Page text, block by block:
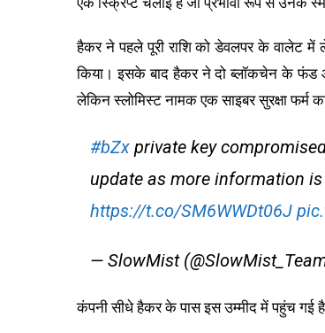
हैकर ने पहले पूरी राशि को डेवलपर के वालेट
किया। इसके बाद हैकर ने दो ब्लॉकचेन के फंड
लेकिन स्लोमिस्ट नामक एक साइबर सुरक्षा फर्म
#bZx private key
update as more information is
https://t.co/SM6WWDt06J
— SlowMist
कंपनी सीधे हैकर के पास इस उम्मीद में पहुंच गई